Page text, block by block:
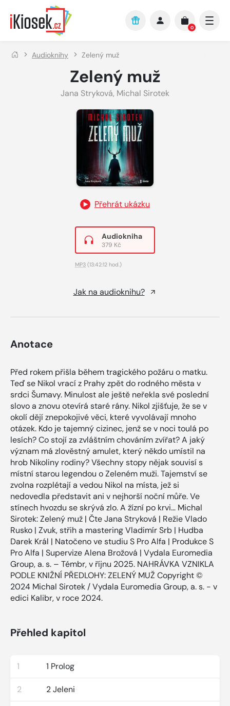
Přejít na hlavní obsah
0
Audioknihy Zelený muž
Zelený muž
Jana Stryková, Michal Sirotek
Přehrát ukázku
Audiokniha
379 Kč
MP3 (13:42:12 hod.)
Jak na audioknihu?
Anotace
Před rokem přišla během tragického požáru o matku.
Teď se Nikol vrací z Prahy zpět do rodného města v
srdci Šumavy. Minulost ale ještě neřekla své poslední
slovo a znovu otevírá staré rány. Nikol zjišťuje, že se v
okolí dějí znepokojivé věci, které vyvolávají mnoho
otázek. Kdo je tajemný cizinec, jenž se v noci toulá po
lesích? Co stojí za zvláštním chováním zvířat? A jaký
význam má zlověstný amulet, který někdo umístil na
hrob Nikoliny rodiny? Všechny stopy nějak souvisí s
místní starou legendou o Zeleném muži. Tajemství se
zvolna rozplétají a vedou Nikol na místa, jež si
nedovedla představit ani v nejhorší noční můře. Ve
stínech hvozdu se skrývá zlo. A žízní po krvi… Michal
Sirotek: Zelený muž | Čte Jana Stryková | Režie Vlado
Rusko | Zvuk, střih a mastering Vladimír Srb | Hudba
Darek Král | Natočeno ve studiu S Pro Alfa | Produkce S
Pro Alfa | Supervize Alena Brožová | Vydala Euromedia
Group, a. s. – Témbr, v říjnu 2025. NAHRÁVKA VZNIKLA
PODLE KNIŽNÍ PŘEDLOHY: ZELENÝ MUŽ Copyright ©
2024 Michal Sirotek / Vydala Euromedia Group, a. s. - v
edici Kalibr, v roce 2024.
Přehled kapitol
1 1 Prolog
2 2 Jeleni